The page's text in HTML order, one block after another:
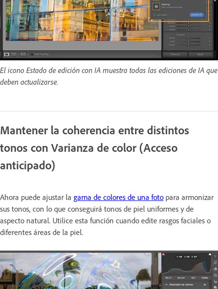
El icono Estado de edición con IA muestra todas las ediciones de IA que
deben actualizarse.
Mantener la coherencia entre distintos
tonos con Varianza de color (Acceso
anticipado)
Ahora puede ajustar la gama de colores de una foto para armonizar
sus tonos, con lo que conseguirá tonos de piel uniformes y de
aspecto natural. Utilice esta función cuando edite rasgos faciales o
diferentes áreas de la piel.